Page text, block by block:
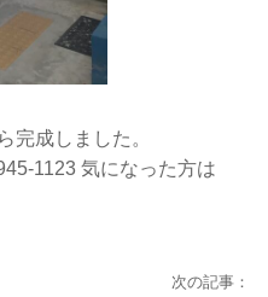
完成しました。
1123 気になった方は